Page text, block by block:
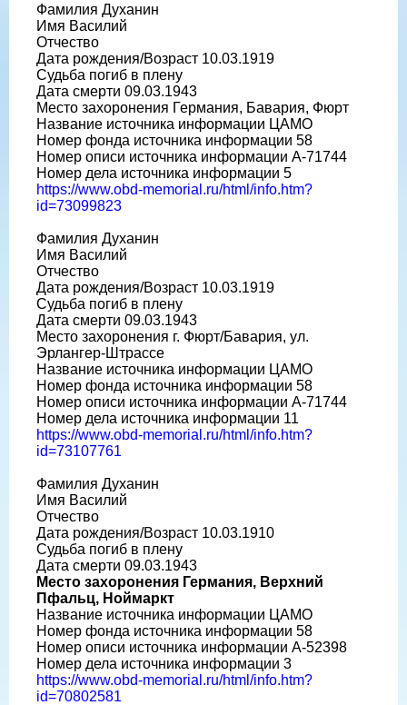
Фамилия Духанин
Имя Василий
Отчество
Дата рождения/Возраст 10.03.1919
Судьба погиб в плену
Дата смерти 09.03.1943
Место захоронения Германия, Бавария, Фюрт
Название источника информации ЦАМО
Номер фонда источника информации 58
Номер описи источника информации A-71744
Номер дела источника информации 5
https://www.obd-memorial.ru/html/info.htm?
id=73099823
Фамилия Духанин
Имя Василий
Отчество
Дата рождения/Возраст 10.03.1919
Судьба погиб в плену
Дата смерти 09.03.1943
Место захоронения г. Фюрт/Бавария, ул.
Эрлангер-Штрассе
Название источника информации ЦАМО
Номер фонда источника информации 58
Номер описи источника информации A-71744
Номер дела источника информации 11
https://www.obd-memorial.ru/html/info.htm?
id=73107761
Фамилия Духанин
Имя Василий
Отчество
Дата рождения/Возраст 10.03.1910
Судьба погиб в плену
Дата смерти 09.03.1943
Место захоронения Германия, Верхний
Пфальц, Ноймаркт
Название источника информации ЦАМО
Номер фонда источника информации 58
Номер описи источника информации A-52398
Номер дела источника информации 3
https://www.obd-memorial.ru/html/info.htm?
id=70802581